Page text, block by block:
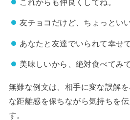
これからも仲良くしてね。
友チョコだけど、ちょっとい
あなたと友達でいられて幸せで
美味しいから、絶対食べてみ
無難な例文は、相手に変な誤解
な距離感を保ちながら気持ちを
す。